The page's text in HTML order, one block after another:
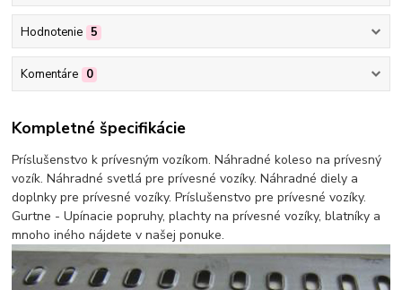
Hodnotenie 5
Komentáre 0
Kompletné špecifikácie
Príslušenstvo k prívesným vozíkom. Náhradné koleso na prívesný
vozík. Náhradné svetlá pre prívesné vozíky. Náhradné diely a
doplnky pre prívesné vozíky. Príslušenstvo pre prívesné vozíky.
Gurtne - Upínacie popruhy, plachty na prívesné vozíky, blatníky a
mnoho iného nájdete v našej ponuke.